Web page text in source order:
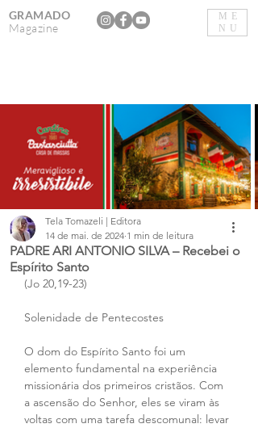
ME
NU
GRAMADO
Magazine
PADRE ARI ANTONIO SILVA – Recebei o
Espírito Santo
Tela Tomazeli | Editora
14 de mai. de 2024 1 min de leitura
(Jo 20,19-23)
Solenidade de Pentecostes
O dom do Espírito Santo foi um
elemento fundamental na experiência
missionária dos primeiros cristãos. Com
a ascensão do Senhor, eles se viram às
voltas com uma tarefa descomunal: levar